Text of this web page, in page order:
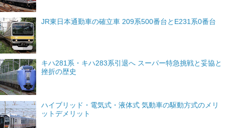
JR東日本通勤車の確立車 209系500番台とE231系0番台
キハ281系・キハ283系引退へ スーパー特急挑戦と妥協と
挫折の歴史
ハイブリッド・電気式・液体式 気動車の駆動方式のメリ
ットデメリット